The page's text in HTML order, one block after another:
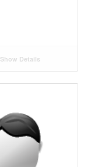
Show Details